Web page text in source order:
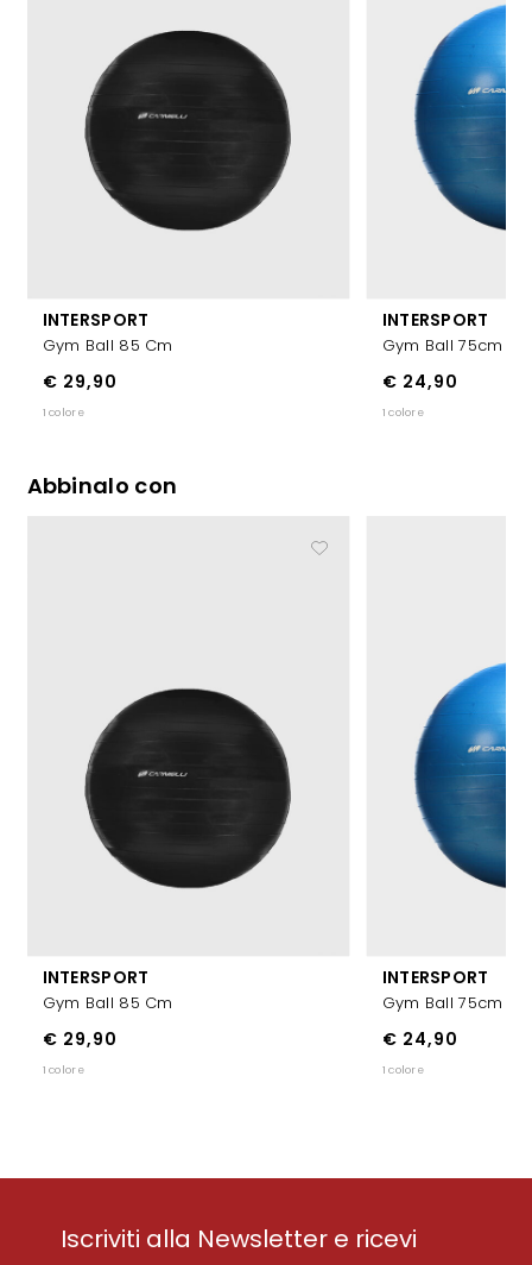
INTERSPORT
Gym Ball 85 Cm
€ 29,90
1 colore
INTERSPORT
Gym Ball 75cm
€ 24,90
1 colore
Abbinalo con
INTERSPORT
Gym Ball 85 Cm
€ 29,90
1 colore
INTERSPORT
Gym Ball 75cm
€ 24,90
1 colore
Iscriviti alla Newsletter e ricevi